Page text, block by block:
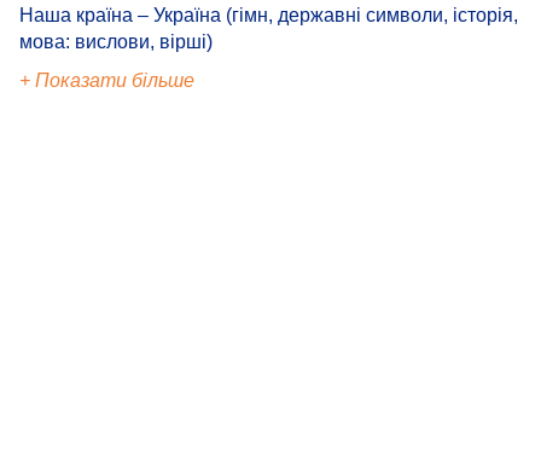
Наша країна – Україна (гімн, державні символи, історія,
мова: вислови, вірші)
+ Показати більше